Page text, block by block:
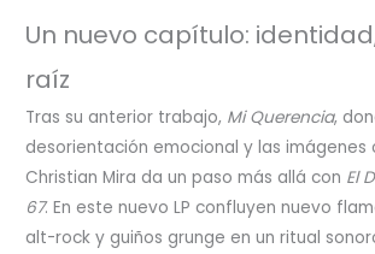
Un nuevo capítulo:
raíz
Tras su anterior trabajo, Mi Querencia,
desorientación emocional y las imágenes
Christian Mira da un paso más allá con El
67. En este nuevo LP confluyen nuevo
alt-rock y guiños grunge en un ritual